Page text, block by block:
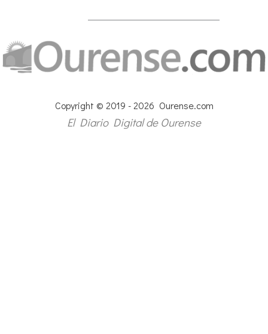
Copyright © 2019 - 2026 Ourense.com
El Diario Digital de Ourense